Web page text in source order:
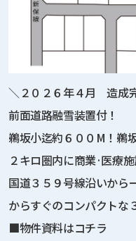
＼２０２６年４月 造成
前面道路融雪装置付！
鵜坂小迄約６００M！鵜
２キロ圏内に商業·医療
国道３５９号線沿いから
からすぐのコンパクトな
■物件資料はコチラ